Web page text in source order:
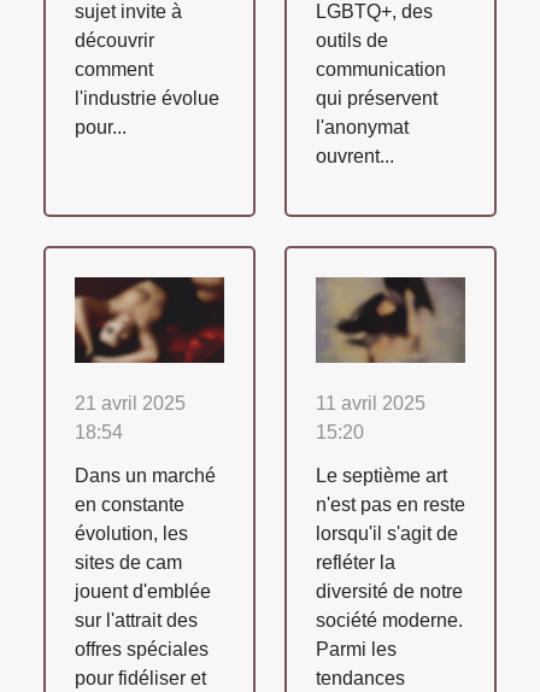
sujet invite à
découvrir
comment
l'industrie évolue
pour...
LGBTQ+, des
outils de
communication
qui préservent
l'anonymat
ouvrent...
21 avril 2025
18:54
Dans un marché
en constante
évolution, les
sites de cam
jouent d'emblée
sur l'attrait des
offres spéciales
pour fidéliser et
11 avril 2025
15:20
Le septième art
n'est pas en reste
lorsqu'il s'agit de
refléter la
diversité de notre
société moderne.
Parmi les
tendances